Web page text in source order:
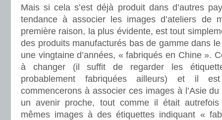
Mais si cela s’est déjà produit dans d’autres
tendance à associer les images d’ateliers de
première raison, la plus évidente, est tout
des produits manufacturés bas de gamme dans
une vingtaine d’années, « fabriqués en Chine ».
à changer (il suffit de regarder les
probablement fabriquées ailleurs) et il
commencerons à associer ces images à l’Asie
un avenir proche, tout comme il était autrefois
mêmes images à des étiquettes indiquant «